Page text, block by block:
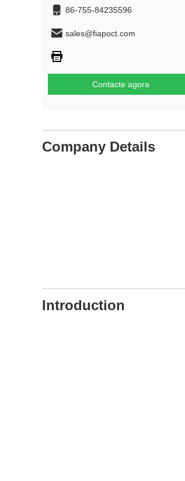
86-755-84235596
sales@fiapoct.com
Contacte agora
Company Details
Introduction